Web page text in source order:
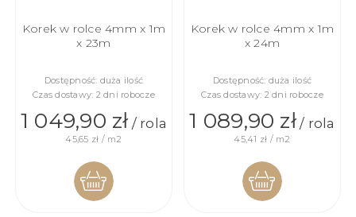
Korek w rolce 4mm x 1m
x 23m
Dostępność: duża ilość
Czas dostawy: 2 dni robocze
1 049,90 zł/ rola
45,65 zł / m2
Korek w rolce 4mm x 1m
x 24m
Dostępność: duża ilość
Czas dostawy: 2 dni robocze
1 089,90 zł/ rola
45,41 zł / m2